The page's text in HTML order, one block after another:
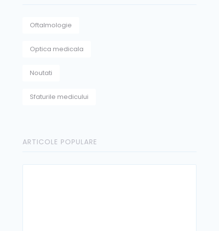
Oftalmologie
Optica medicala
Noutati
Sfaturile medicului
ARTICOLE POPULARE